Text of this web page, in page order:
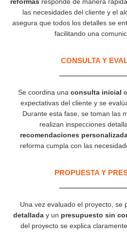
las necesidades del cliente y el
asegura que todos los detalles se
facilitando una
CONSULTA Y
Se coordina una consulta inicial
expectativas del cliente y se
Durante esta fase, se toman las
realizan inspecciones
recomendaciones
reforma cumpla con las
PROPUESTA Y
Una vez evaluado el proyecto, se
detalladay un presupuesto sin
del proyecto se explica